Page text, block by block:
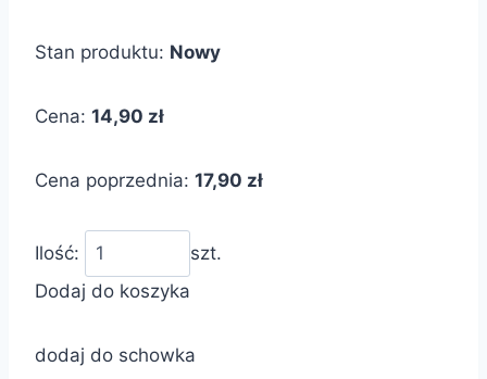
Stan produktu: Nowy
Cena: 14,90 zł
Cena poprzednia: 17,90 zł
Ilość:
szt.
Dodaj do koszyka
dodaj do schowka